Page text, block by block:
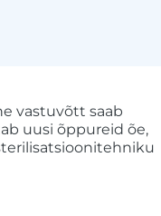
vastuvõtt saab
uusi õppureid õe,